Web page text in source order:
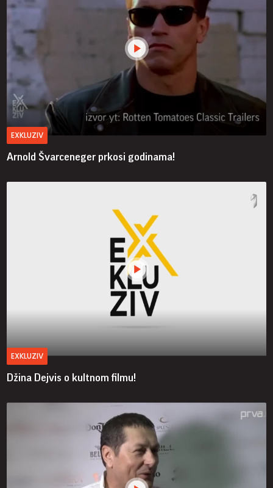
EXKLUZIV
Arnold Švarceneger prkosi godinama!
EXKLUZIV
Džina Dejvis o kultnom filmu!